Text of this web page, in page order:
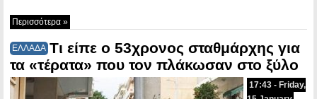
Περισσότερα »
ΕΛΛΑΔΑ Τι είπε ο 53χρονος σταθμάρχης για
τα «τέρατα» που τον πλάκωσαν στο ξύλο
17:43 - Friday,